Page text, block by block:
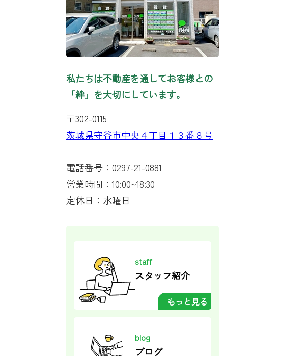
私たちは不動産を通してお客様との
「絆」を大切にしています。
〒302-0115
茨城県守谷市中央４丁目１３番８号
電話番号：0297-21-0881
営業時間：10:00~18:30
定休日：水曜日
staff
スタッフ紹介
もっと見る
blog
ブログ